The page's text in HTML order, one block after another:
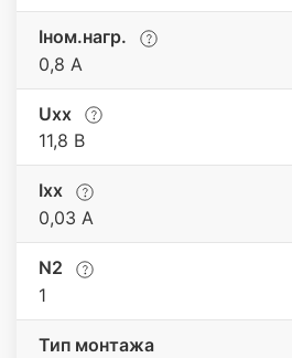
Iном.нагр.
0,8 А
Uхх
11,8 В
Iхх
0,03 A
N2
1
Тип монтажа